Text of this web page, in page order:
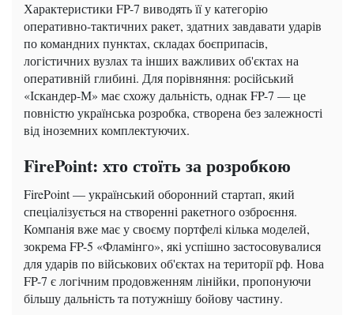
Характеристики FP-7 виводять її у категорію
оперативно-тактичних ракет, здатних завдавати ударів
по командних пунктах, складах боєприпасів,
логістичних вузлах та інших важливих об'єктах на
оперативній глибині. Для порівняння: російський
«Іскандер-М» має схожу дальність, однак FP-7 — це
повністю українська розробка, створена без залежності
від іноземних комплектуючих.
FirePoint: хто стоїть за розробкою
FirePoint — український оборонний стартап, який
спеціалізується на створенні ракетного озброєння.
Компанія вже має у своєму портфелі кілька моделей,
зокрема FP-5 «Фламінго», які успішно застосовувалися
для ударів по військових об'єктах на території рф. Нова
FP-7 є логічним продовженням лінійки, пропонуючи
більшу дальність та потужнішу бойову частину.